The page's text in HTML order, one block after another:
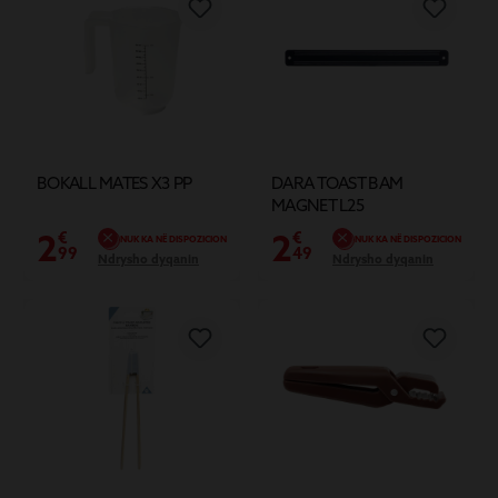
BOKALL MATES X3 PP
2€
99
NUK KA NË DISPOZICION
DARA TOAST BAM
MAGNET L25
2€
49
NUK KA NË DISPOZICION